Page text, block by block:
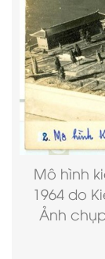
Mô hình
1964 do
Ảnh